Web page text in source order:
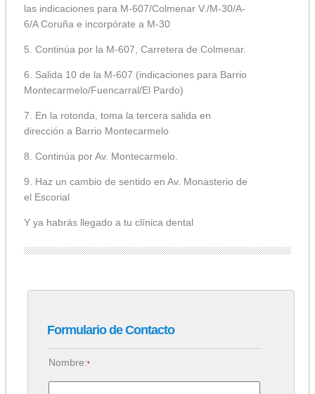
las indicaciones para M-607/Colmenar V./M-30/A-
6/A Coruña e incorpórate a M-30
5. Continúa por la M-607, Carretera de Colmenar.
6. Salida 10 de la M-607 (indicaciones para Barrio
Montecarmelo/Fuencarral/El Pardo)
7. En la rotonda, toma la tercera salida en
dirección a Barrio Montecarmelo
8. Continúa por Av. Montecarmelo.
9. Haz un cambio de sentido en Av. Monasterio de
el Escorial
Y ya habrás llegado a tu clínica dental
Formulario de Contacto
Nombre:*